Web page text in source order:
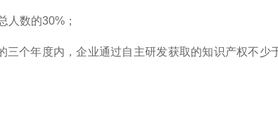
人数的30%；
三个年度内，企业通过自主研发获取的知识产权不